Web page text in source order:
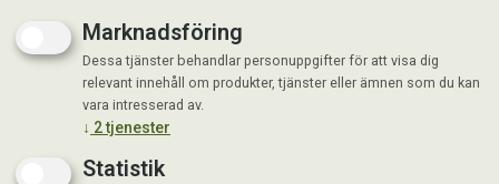
Marknadsföring
Dessa tjänster behandlar personuppgifter för att visa dig
relevant innehåll om produkter, tjänster eller ämnen som du kan
vara intresserad av.
↓ 2tjenester
Statistik